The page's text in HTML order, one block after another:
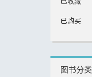
已购买
图书分类